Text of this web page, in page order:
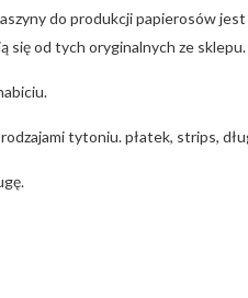
do produkcji papierosów
się od tych oryginalnych ze sklepu.
tytoniu. płatek, strips,